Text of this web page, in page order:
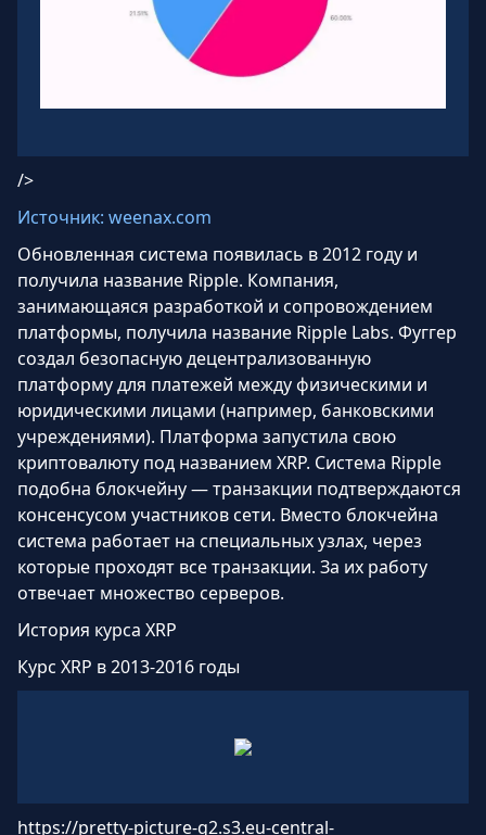
/>
Источник: weenax.com
Обновленная система появилась в 2012 году и
получила название Ripple. Компания,
занимающаяся разработкой и сопровождением
платформы, получила название Ripple Labs. Фуггер
создал безопасную децентрализованную
платформу для платежей между физическими и
юридическими лицами (например, банковскими
учреждениями). Платформа запустила свою
криптовалюту под названием XRP. Система Ripple
подобна блокчейну — транзакции подтверждаются
консенсусом участников сети. Вместо блокчейна
система работает на специальных узлах, через
которые проходят все транзакции. За их работу
отвечает множество серверов.
История курса XRP
Курс XRP в 2013-2016 годы
https://pretty-picture-g2.s3.eu-central-